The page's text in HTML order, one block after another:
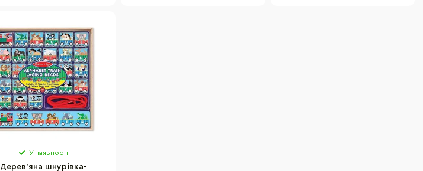
У наявності
Дерев'яна шнурівка-